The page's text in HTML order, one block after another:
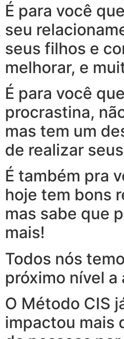
É para você
seu
seus filhos e
melhorar, e
É para você que
procrastina,
mas tem um
de realizar
É também pra
hoje tem bons
mas sabe que
mais!
Todos nós
próximo nível a
O Método CIS
impactou mais